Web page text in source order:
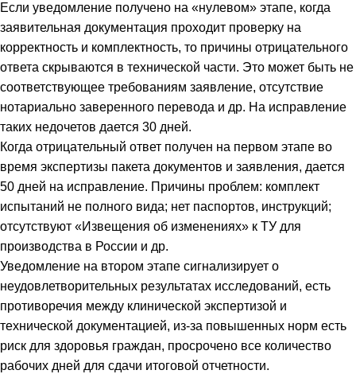
Если уведомление получено на «нулевом» этапе, когда
заявительная документация проходит проверку на
корректность и комплектность, то причины отрицательного
ответа скрываются в технической части. Это может быть не
соответствующее требованиям заявление, отсутствие
нотариально заверенного перевода и др. На исправление
таких недочетов дается 30 дней.
Когда отрицательный ответ получен на первом этапе во
время экспертизы пакета документов и заявления, дается
50 дней на исправление. Причины проблем: комплект
испытаний не полного вида; нет паспортов, инструкций;
отсутствуют «Извещения об изменениях» к ТУ для
производства в России и др.
Уведомление на втором этапе сигнализирует о
неудовлетворительных результатах исследований, есть
противоречия между клинической экспертизой и
технической документацией, из-за повышенных норм есть
риск для здоровья граждан, просрочено все количество
рабочих дней для сдачи итоговой отчетности.